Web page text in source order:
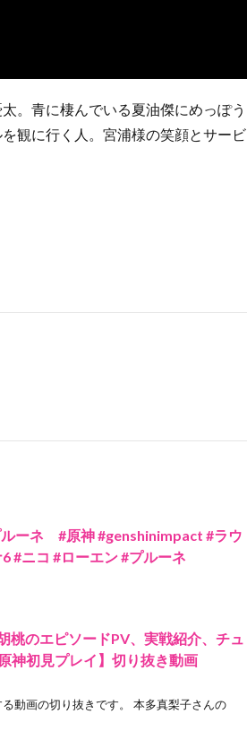
。青に棲んでいる夏油傑にめっぽう
観に行く人。宮浦様の笑顔とサービ
ルーネ #原神 #genshinimpact #ラウ
#ニコ #ローエン #プルーネ
桃のエピソードPV、実戦紹介、チュ
神初見プレイ】切り抜き動画
動画の切り抜きです。 本多真梨子さんの